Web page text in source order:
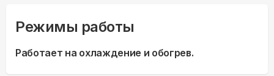
Режимы работы
Работает на охлаждение и обогрев.